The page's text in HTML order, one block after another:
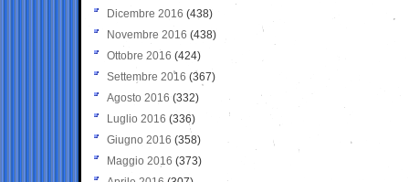
Dicembre 2016 (438)
Novembre 2016 (438)
Ottobre 2016 (424)
Settembre 2016 (367)
Agosto 2016 (332)
Luglio 2016 (336)
Giugno 2016 (358)
Maggio 2016 (373)